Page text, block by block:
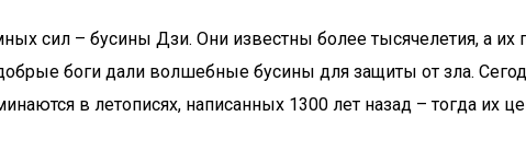
сил – бусины Дзи. Они известны более тысячелетия, а
боги дали волшебные бусины для защиты от зла.
в летописях, написанных 1300 лет назад – тогда их